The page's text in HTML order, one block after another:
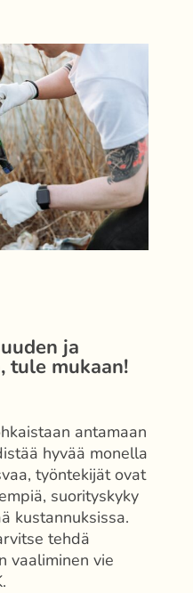
ja
tule mukaan!
antamaan
hyvää monella
työntekijät ovat
suorityskyky
kustannuksissa.
tehdä
vaaliminen vie